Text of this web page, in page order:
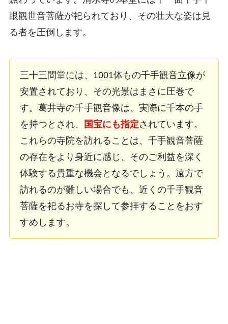
眼観世音菩薩が祀られており、その壮大な姿は見
る者を圧倒します。
三十三間堂には、1001体もの千手観音立像が
安置されており、その光景はまさに圧巻で
す。葛井寺の千手観音像は、実際に千本の手
を持つとされ、
国宝にも指定されています。
これらの寺院を訪れることは、千手観音菩薩
の存在をより身近に感じ、そのご利益を深く
体験する貴重な機会となるでしょう。遠方で
訪れるのが難しい場合でも、近くの千手観音
菩薩を祀るお寺を探して参拝することをおす
すめします。